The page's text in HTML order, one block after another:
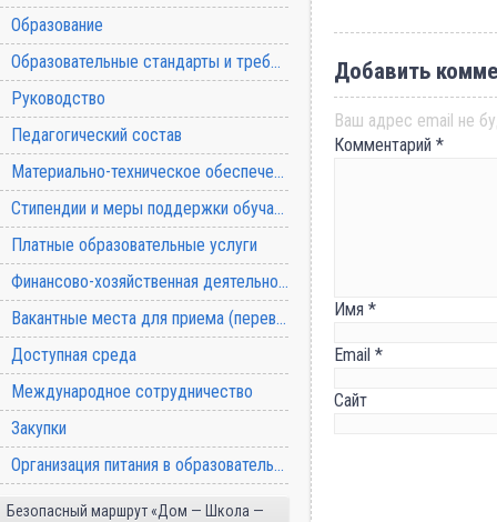
Образование
Образовательные стандарты и требования
Руководство
Педагогический состав
Материально-техническое обеспечение и оснащенность образовательного процесса
Стипендии и меры поддержки обучающихся
Платные образовательные услуги
Финансово-хозяйственная деятельность
Вакантные места для приема (перевода) обучающихся
Доступная среда
Международное сотрудничество
Закупки
Организация питания в образовательной организации
Безопасный маршрут «Дом — Школа —
Добавить
Ваш адрес email не
Комментарий *
Имя *
Email *
Сайт